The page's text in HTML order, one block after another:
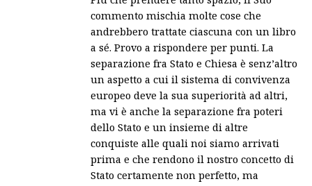
commento mischia molte cose che
andrebbero trattate ciascuna con un libro
a sé. Provo a rispondere per punti. La
separazione fra Stato e Chiesa è senz’altro
un aspetto a cui il sistema di convivenza
europeo deve la sua superiorità ad altri,
ma vi è anche la separazione fra poteri
dello Stato e un insieme di altre
conquiste alle quali noi siamo arrivati
prima e che rendono il nostro concetto di
Stato certamente non perfetto, ma